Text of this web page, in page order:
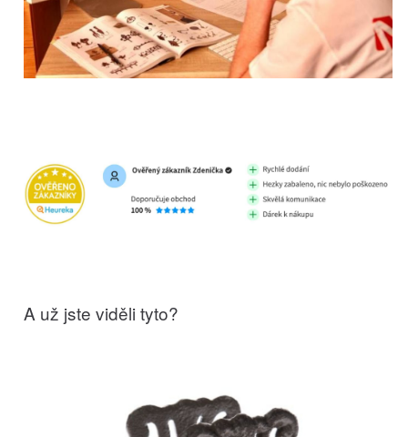
A už jste viděli tyto?